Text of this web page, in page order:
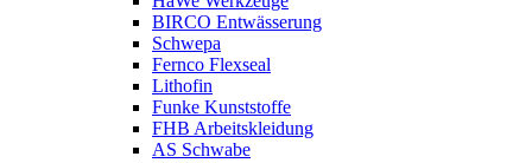
BIRCO Entwässerung
Schwepa
Fernco Flexseal
Lithofin
Funke Kunststoffe
FHB Arbeitskleidung
AS Schwabe